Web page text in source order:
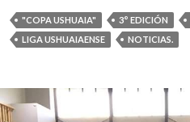
"COPA USHUAIA" 3° EDICIÓN
LIGA USHUAIAENSE
NOTICIAS.